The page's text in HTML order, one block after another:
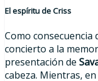
El espíritu de Criss
Como
concierto a la
presentación de
cabeza. Mientras,